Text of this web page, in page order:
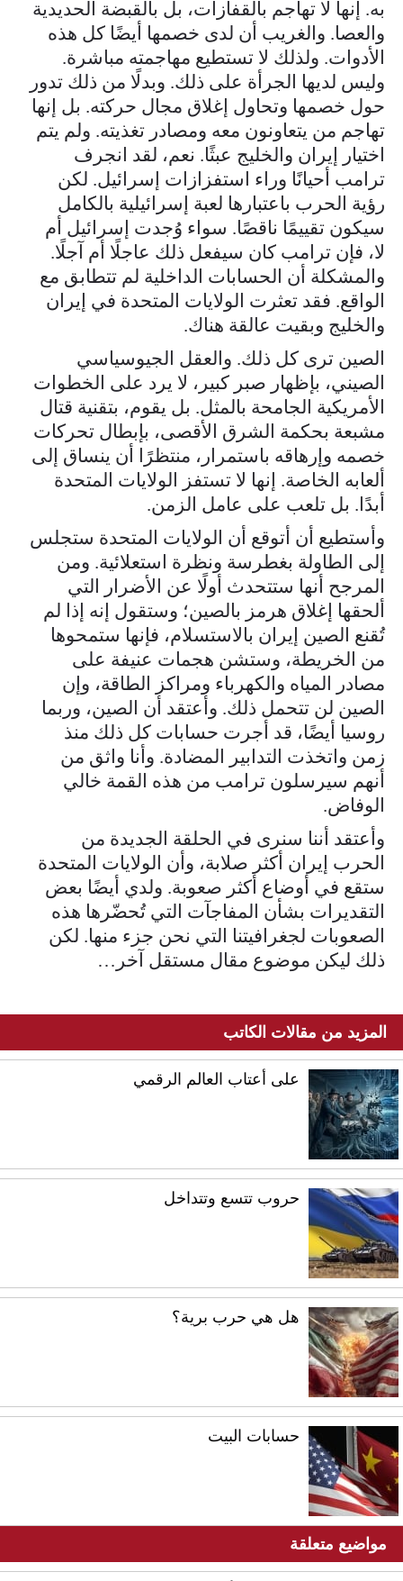
به. إنها لا تهاجم بالقفازات، بل بالقبضة الحديدية
والعصا. والغريب أن لدى خصمها أيضًا كل هذه
الأدوات. ولذلك لا تستطيع مهاجمته مباشرة.
وليس لديها الجرأة على ذلك. وبدلًا من ذلك تدور
حول خصمها وتحاول إغلاق مجال حركته. بل إنها
تهاجم من يتعاونون معه ومصادر تغذيته. ولم يتم
اختيار إيران والخليج عبثًا. نعم، لقد انجرف
ترامب أحيانًا وراء استفزازات إسرائيل. لكن
رؤية الحرب باعتبارها لعبة إسرائيلية بالكامل
سيكون تقييمًا ناقصًا. سواء وُجدت إسرائيل أم
لا، فإن ترامب كان سيفعل ذلك عاجلًا أم آجلًا.
والمشكلة أن الحسابات الداخلية لم تتطابق مع
الواقع. فقد تعثرت الولايات المتحدة في إيران
والخليج وبقيت عالقة هناك.
الصين ترى كل ذلك. والعقل الجيوسياسي
الصيني، بإظهار صبر كبير، لا يرد على الخطوات
الأمريكية الجامحة بالمثل. بل يقوم، بتقنية قتال
مشبعة بحكمة الشرق الأقصى، بإبطال تحركات
خصمه وإرهاقه باستمرار، منتظرًا أن ينساق إلى
ألعابه الخاصة. إنها لا تستفز الولايات المتحدة
أبدًا. بل تلعب على عامل الزمن.
وأستطيع أن أتوقع أن الولايات المتحدة ستجلس
إلى الطاولة بغطرسة ونظرة استعلائية. ومن
المرجح أنها ستتحدث أولًا عن الأضرار التي
ألحقها إغلاق هرمز بالصين؛ وستقول إنه إذا لم
تُقنع الصين إيران بالاستسلام، فإنها ستمحوها
من الخريطة، وستشن هجمات عنيفة على
مصادر المياه والكهرباء ومراكز الطاقة، وإن
الصين لن تتحمل ذلك. وأعتقد أن الصين، وربما
روسيا أيضًا، قد أجرت حسابات كل ذلك منذ
زمن واتخذت التدابير المضادة. وأنا واثق من
أنهم سيرسلون ترامب من هذه القمة خالي
الوفاض.
وأعتقد أننا سنرى في الحلقة الجديدة من
الحرب إيران أكثر صلابة، وأن الولايات المتحدة
ستقع في أوضاع أكثر صعوبة. ولدي أيضًا بعض
التقديرات بشأن المفاجآت التي تُحضّرها هذه
الصعوبات لجغرافيتنا التي نحن جزء منها. لكن
ذلك ليكن موضوع مقال مستقل آخر…
المزيد من مقالات الكاتب
على أعتاب العالم الرقمي
حروب تتسع وتتداخل
هل هي حرب برية؟
حسابات البيت
مواضيع متعلقة